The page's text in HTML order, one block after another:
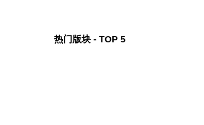
热门版块 - TOP 5